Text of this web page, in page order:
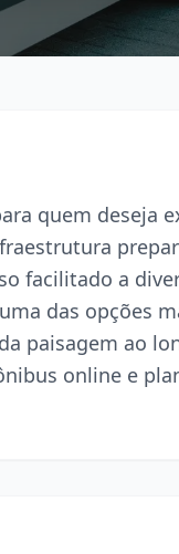
quem deseja
facilitado a
das opções
paisagem ao
online e